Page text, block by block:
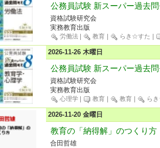
公務員試験 新スーパー過去
資格試験研究会
実務教育出版
労働法 教育 らき☆すた
2026-11-26 木曜日
公務員試験 新スーパー過去
資格試験研究会
実務教育出版
心理学 教育 教育 ら
2026-11-20 金曜日
教育の「納得解」のつくり方
合田哲雄